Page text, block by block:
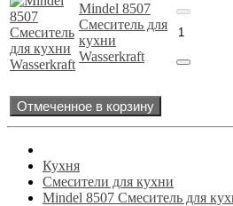
Mindel 8507
Смеситель для
кухни
Wasserkraft
Отмеченное в корзину
Кухня
Смесители для кухни
Mindel 8507 Смеситель для